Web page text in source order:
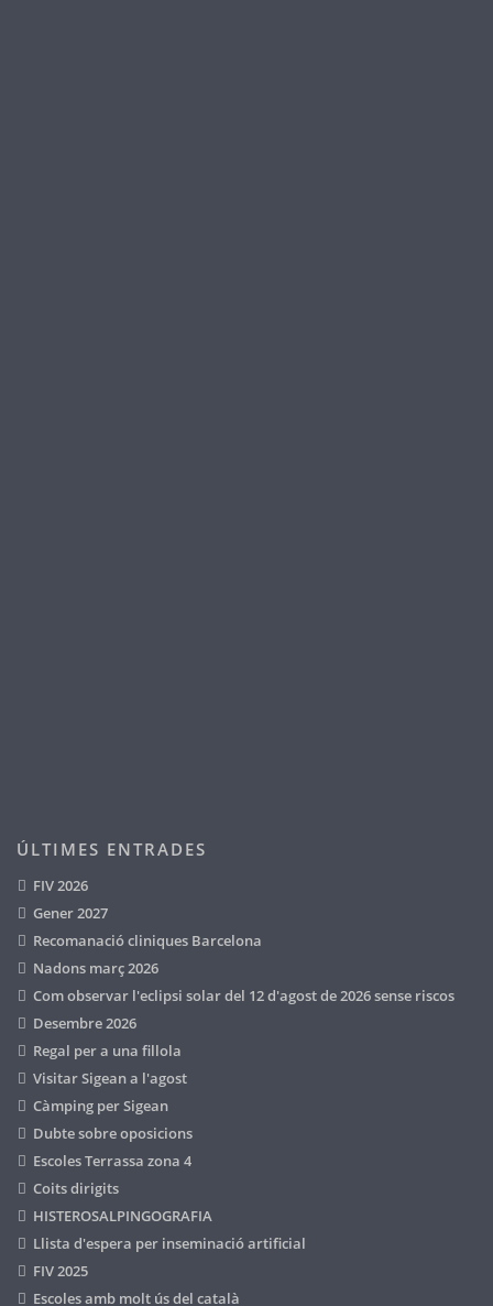
ÚLTIMES ENTRADES
FIV 2026
Gener 2027
Recomanació cliniques Barcelona
Nadons març 2026
Com observar l'eclipsi solar del 12 d'agost de 2026 sense riscos
Desembre 2026
Regal per a una fillola
Visitar Sigean a l'agost
Càmping per Sigean
Dubte sobre oposicions
Escoles Terrassa zona 4
Coits dirigits
HISTEROSALPINGOGRAFIA
Llista d'espera per inseminació artificial
FIV 2025
Escoles amb molt ús del català